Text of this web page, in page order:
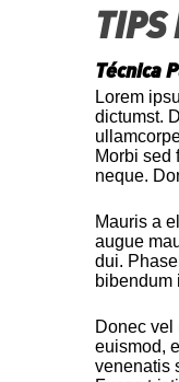
s
e
o
n
d
s
o
f
3
s
e
c
o
n
s
V
o
l
TIPS
Técnica
Lorem
dictumst.
Morbi sed
neque.
Mauris a
augue
dui.
bibendum
Donec vel
euismod,
venenatis